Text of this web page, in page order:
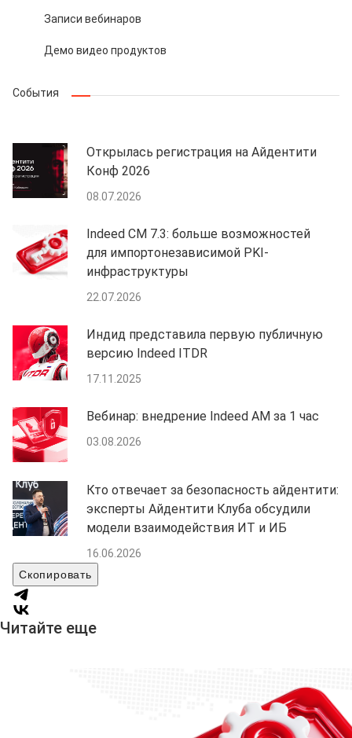
Записи вебинаров
Демо видео продуктов
События
Открылась регистрация на Айдентити
Конф 2026
08.07.2026
Indeed CM 7.3: больше возможностей
для импортонезависимой PKI-
инфраструктуры
22.07.2026
Индид представила первую публичную
версию Indeed ITDR
17.11.2025
Вебинар: внедрение Indeed AM за 1 час
03.08.2026
Кто отвечает за безопасность айдентити:
эксперты Айдентити Клуба обсудили
модели взаимодействия ИТ и ИБ
16.06.2026
Скопировать
Читайте еще